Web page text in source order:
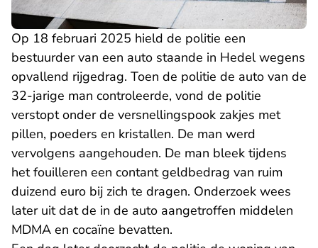
Op 18 februari 2025 hield de politie een
bestuurder van een auto staande in Hedel wegens
opvallend rijgedrag. Toen de politie de auto van de
32-jarige man controleerde, vond de politie
verstopt onder de versnellingspook zakjes met
pillen, poeders en kristallen. De man werd
vervolgens aangehouden. De man bleek tijdens
het fouilleren een contant geldbedrag van ruim
duizend euro bij zich te dragen. Onderzoek wees
later uit dat de in de auto aangetroffen middelen
MDMA en cocaïne bevatten.